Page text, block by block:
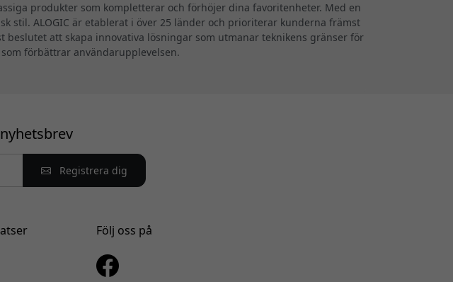
produkter som kompletterar och förhöjer dina favoritenheter. Med en
stil. ALOGIC är etablerat i över 25 länder och prioriterar kunderna främst
beslutet att skapa innovativa lösningar som utmanar teknikens gränser för
förbättrar användarupplevelsen.
Registrera dig
Följ oss på